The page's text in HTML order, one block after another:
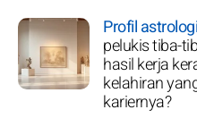
Profil
pelukis tiba-
hasil kerja
kelahiran
kariernya?